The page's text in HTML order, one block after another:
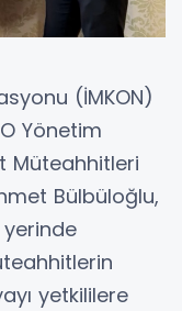
(İMKON)
Yönetim
Müteahhitleri
Bülbüloğlu,
yetkililere